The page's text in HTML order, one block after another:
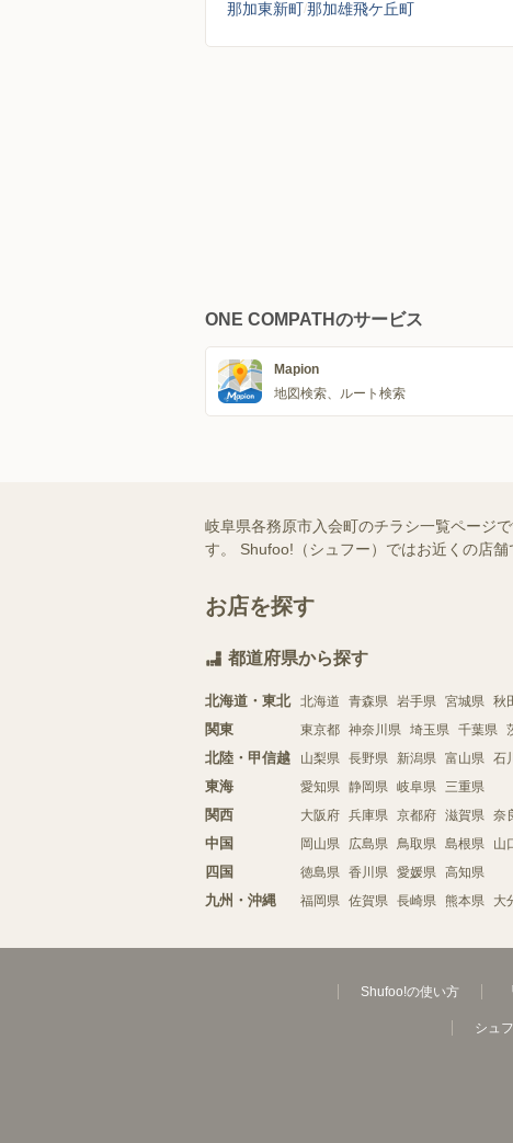
那加東新町那加雄飛ケ丘町
ONE COMPATHのサービス
Mapion
地図検索、ルート検索
岐阜県各務原市入会町のチラシ一覧ページ
す。 Shufoo!（シュフー）ではお近くの店
お店を探す
都道府県から探す
北海道・東北 北海道 青森県 岩手県 宮城県 秋
関東 東京都 神奈川県 埼玉県 千葉県
北陸・甲信越 山梨県 長野県 新潟県 富山県 石
東海 愛知県 静岡県 岐阜県 三重県
関西 大阪府 兵庫県 京都府 滋賀県 奈
中国 岡山県 広島県 鳥取県 島根県 山
四国 徳島県 香川県 愛媛県 高知県
九州・沖縄 福岡県 佐賀県 長崎県 熊本県 大
Shufoo!の使い方
シュ